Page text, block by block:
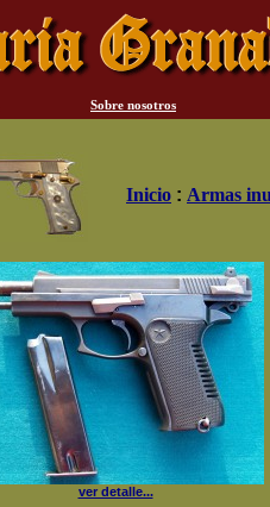
Sobre nosotros
Inicio : Armas
ver detalle...